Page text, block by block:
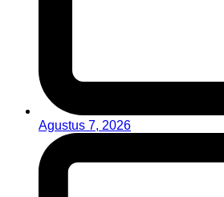
Agustus 7, 2026